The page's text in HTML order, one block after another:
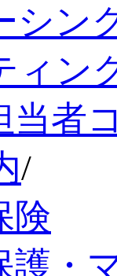
シン
ィン
当者
/
険
護・